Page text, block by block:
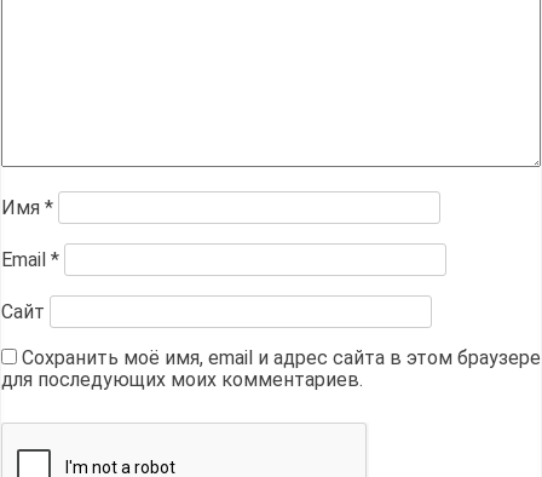
Имя *
Email *
Сайт
Сохранить моё имя, email и адрес сайта в этом браузере
для последующих моих комментариев.